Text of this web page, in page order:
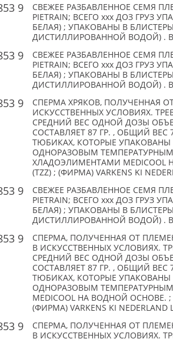
9
СВЕЖЕЕ РАЗБАВЛЕННОЕ СЕМЯ
PIETRAIN; ВСЕГО xxx ДОЗ ГРУЗ
БЕЛАЯ) ; УПАКОВАНЫ В
ДИСТИЛЛИРОВАННОЙ ВОДОЙ) .
9
СВЕЖЕЕ РАЗБАВЛЕННОЕ СЕМЯ
PIETRAIN; ВСЕГО xxx ДОЗ ГРУЗ
БЕЛАЯ) ; УПАКОВАНЫ В
ДИСТИЛЛИРОВАННОЙ ВОДОЙ) .
9
СПЕРМА ХРЯКОВ, ПОЛУЧЕННАЯ
ИСКУССТВЕННЫХ УСЛОВИЯХ.
СРЕДНИЙ ВЕС ОДНОЙ ДОЗЫ
СОСТАВЛЯЕТ 87 ГР. , ОБЩИЙ ВЕС
ТЮБИКАХ, КОТОРЫЕ УПАКОВАНЫ
ОДНОРАЗОВЫМ
ХЛАДОЭЛИМЕНТАМИ
(TZZ) ; (ФИРМА) VARKENS KI
9
СВЕЖЕЕ РАЗБАВЛЕННОЕ СЕМЯ
PIETRAIN; ВСЕГО xxx ДОЗ ГРУЗ
БЕЛАЯ) ; УПАКОВАНЫ В
ДИСТИЛЛИРОВАННОЙ ВОДОЙ) .
9
СПЕРМА, ПОЛУЧЕННАЯ ОТ
В ИСКУССТВЕННЫХ УСЛОВИЯХ.
СРЕДНИЙ ВЕС ОДНОЙ ДОЗЫ
СОСТАВЛЯЕТ 87 ГР. , ОБЩИЙ ВЕС
ТЮБИКАХ, КОТОРЫЕ УПАКОВАНЫ
ОДНОРАЗОВЫМ
MEDICOOL НА ВОДНОЙ ОСНОВЕ.
(ФИРМА) VARKENS KI NEDERLAND
9
СПЕРМА, ПОЛУЧЕННАЯ ОТ
В ИСКУССТВЕННЫХ УСЛОВИЯХ.